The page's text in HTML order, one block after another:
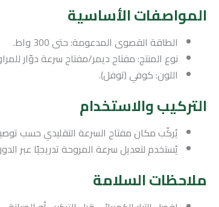
المواصفات الأساسية
الطاقة القصوى المدعومة: حتى 300 واط.
نوع المنتج: مفتاح ديمر/مفتاح سرعة دوّار
اللون: كوفي (توفل).
التركيب والاستخدام
يُركّب مكان مفتاح السرعة التقليدي حسب
يُستخدم لتعديل سرعة المروحة تدريجيًا عبر
ملاحظات السلامة